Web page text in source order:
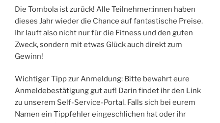
Die Tombola ist zurück! Alle Teilnehmer:innen haben
dieses Jahr wieder die Chance auf fantastische Preise.
Ihr lauft also nicht nur für die Fitness und den guten
Zweck, sondern mit etwas Glück auch direkt zum
Gewinn!
Wichtiger Tipp zur Anmeldung: Bitte bewahrt eure
Anmeldebestätigung gut auf! Darin findet ihr den Link
zu unserem Self-Service-Portal. Falls sich bei eurem
Namen ein Tippfehler eingeschlichen hat oder ihr